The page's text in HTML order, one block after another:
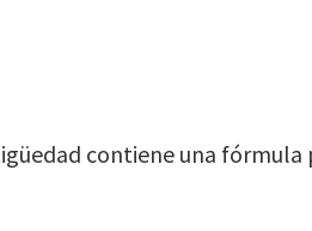
contiene una